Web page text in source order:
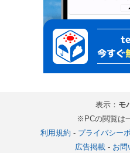
表示： モ
※PCの閲覧は
利用規約 - プライバシー
広告掲載- お問